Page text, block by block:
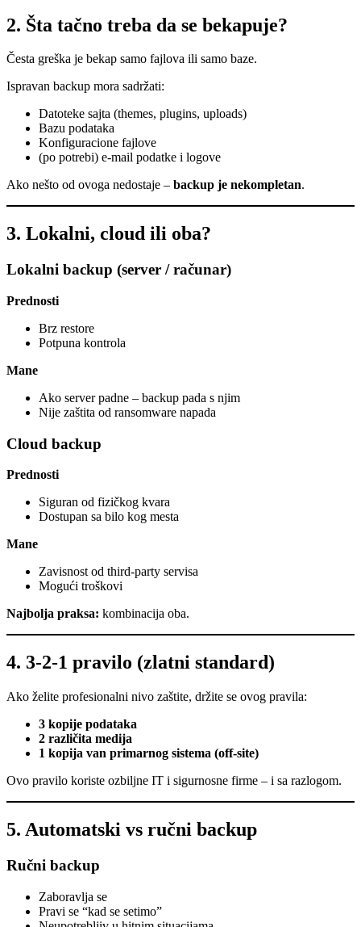
2. Šta tačno treba da se bekapuje?
Česta greška je bekap samo fajlova ili samo baze.
Ispravan backup mora sadržati:
Datoteke sajta (themes, plugins, uploads)
Bazu podataka
Konfiguracione fajlove
(po potrebi) e-mail podatke i logove
Ako nešto od ovoga nedostaje – backup je nekompletan.
3. Lokalni, cloud ili oba?
Lokalni backup (server / računar)
Prednosti
Brz restore
Potpuna kontrola
Mane
Ako server padne – backup pada s njim
Nije zaštita od ransomware napada
Cloud backup
Prednosti
Siguran od fizičkog kvara
Dostupan sa bilo kog mesta
Mane
Zavisnost od third-party servisa
Mogući troškovi
Najbolja praksa: kombinacija oba.
4. 3-2-1 pravilo (zlatni standard)
Ako želite profesionalni nivo zaštite, držite se ovog pravila:
3 kopije podataka
2 različita medija
1 kopija van primarnog sistema (off-site)
Ovo pravilo koriste ozbiljne IT i sigurnosne firme – i sa razlogom.
5. Automatski vs ručni backup
Ručni backup
Zaboravlja se
Pravi se “kad se setimo”